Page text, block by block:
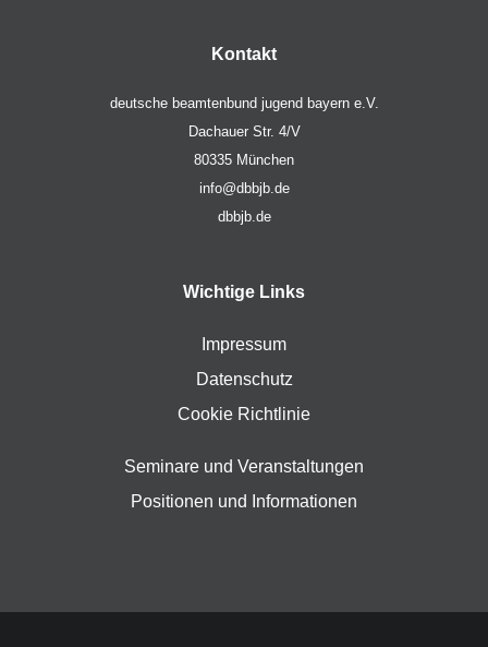
Kontakt
deutsche beamtenbund jugend bayern e.V.
Dachauer Str. 4/V
80335 München
info@dbbjb.de
dbbjb.de
Wichtige Links
Impressum
Datenschutz
Cookie Richtlinie
Seminare und Veranstaltungen
Positionen und Informationen